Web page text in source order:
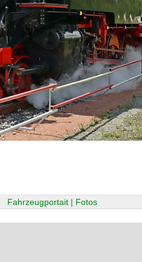
Fahrzeugportait | Fotos